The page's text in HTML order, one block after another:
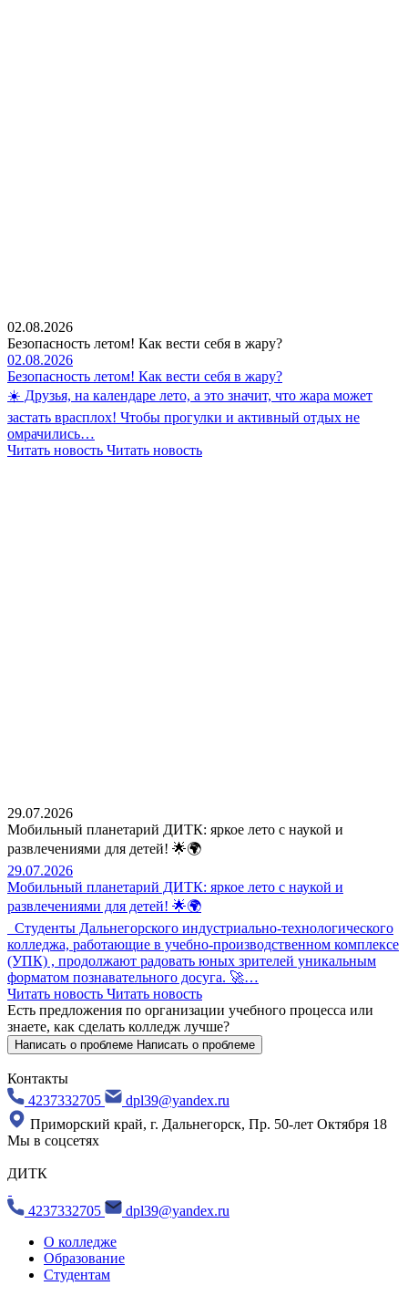
02.08.2026
Безопасность летом! Как вести себя в жару?
02.08.2026
Безопасность летом! Как вести себя в жару?
☀️ Друзья, на календаре лето, а это значит, что жара может
застать врасплох! Чтобы прогулки и активный отдых не
омрачились…
Читать новость Читать новость
29.07.2026
Мобильный планетарий ДИТК: яркое лето с наукой и
развлечениями для детей! 🌟🌍
29.07.2026
Мобильный планетарий ДИТК: яркое лето с наукой и
развлечениями для детей! 🌟🌍
Студенты Дальнегорского индустриально-технологического
колледжа, работающие в учебно-производственном комплексе
(УПК) , продолжают радовать юных зрителей уникальным
форматом познавательного досуга. 🚀…
Читать новость Читать новость
Есть предложения по организации учебного процесса или
знаете, как сделать колледж лучше?
Написать о проблеме Написать о проблеме
Контакты
4237332705
dpl39@yandex.ru
Приморский край, г. Дальнегорск, Пр. 50-лет Октября 18
Мы в соцсетях
ДИТК
4237332705
dpl39@yandex.ru
О колледже
Образование
Студентам